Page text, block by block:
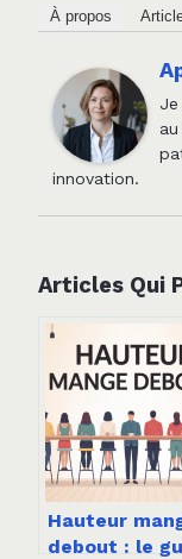
À propos
innovation.
Articles Qui
Hauteur
debout : le